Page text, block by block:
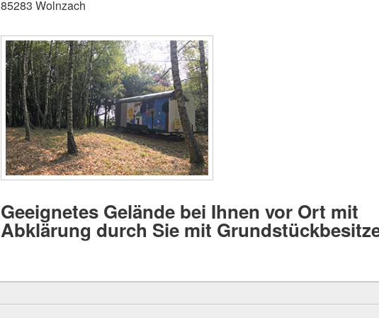
85283 Wolnzach
Geeignetes Gelände bei Ihnen vor Ort mit
Abklärung durch Sie mit